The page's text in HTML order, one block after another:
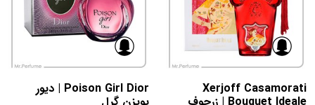
Xerjoff Casamorati
Bouquet Ideale | زرجوف
Poison Girl Dior | دیور
پویزن گرل